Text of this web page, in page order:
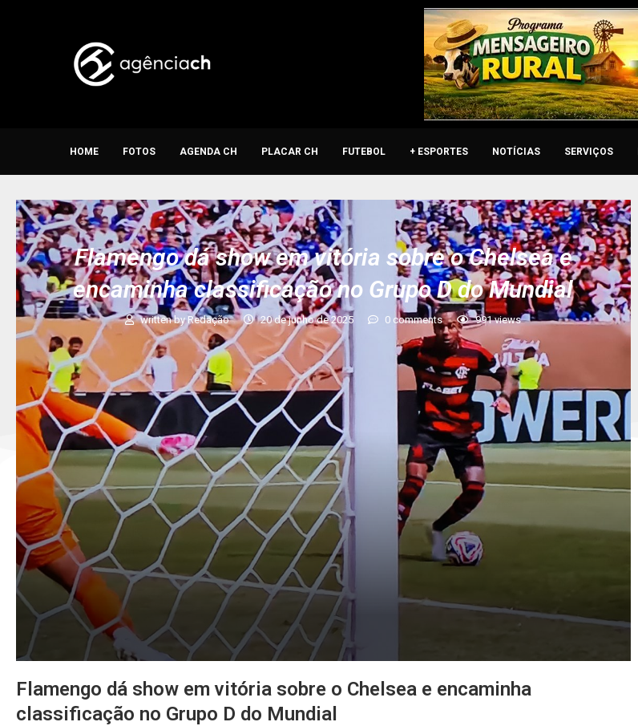
HOME FOTOS AGENDA CH PLACAR CH FUTEBOL + ESPORTES NOTÍCIAS SERVIÇOS
Flamengo dá show em vitória sobre o Chelsea e
encaminha classificação no Grupo D do Mundial
written byRedação 20 de junho de 2025 0 comments 991views
Flamengo dá show em vitória sobre o Chelsea e encaminha
classificação no Grupo D do Mundial